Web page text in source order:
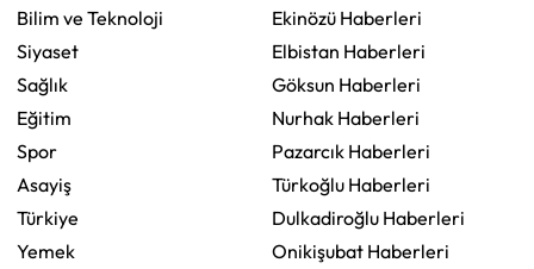
Bilim ve Teknoloji
Siyaset
Sağlık
Eğitim
Spor
Asayiş
Türkiye
Yemek
Ekinözü Haberleri
Elbistan Haberleri
Göksun Haberleri
Nurhak Haberleri
Pazarcık Haberleri
Türkoğlu Haberleri
Dulkadiroğlu Haberleri
Onikişubat Haberleri